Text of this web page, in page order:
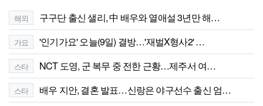
해외 구구단 출신 샐리, 中 배우와 열애설 3년만 해…
가요 '인기가요' 오늘(9일) 결방…'재벌X형사2' …
스타 NCT 도영, 군 복무 중 전한 근황…제주서 여…
스타 배우 지안, 결혼 발표…신랑은 야구선수 출신 엄…